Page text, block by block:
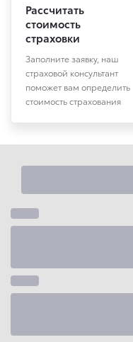
Рассчитать
стоимость
страховки
Заполните заявку, наш
страховой консультант
поможет вам определить
стоимость страхования